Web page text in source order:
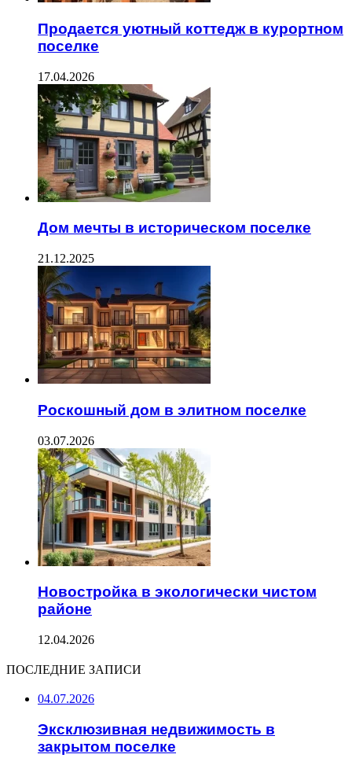
Продается уютный коттедж в курортном
поселке
17.04.2026
Дом мечты в историческом поселке
21.12.2025
Роскошный дом в элитном поселке
03.07.2026
Новостройка в экологически чистом
районе
12.04.2026
ПОСЛЕДНИЕ ЗАПИСИ
04.07.2026
Эксклюзивная недвижимость в
закрытом поселке